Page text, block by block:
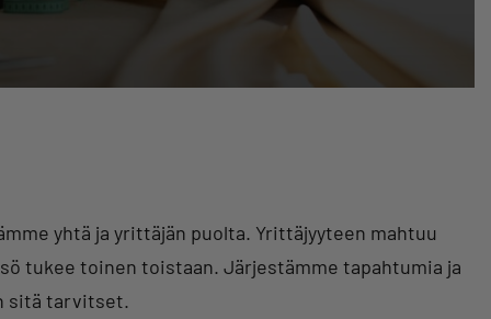
yhtä ja yrittäjän puolta. Yrittäjyyteen mahtuu
tukee toinen toistaan. Järjestämme tapahtumia ja
sitä tarvitset.